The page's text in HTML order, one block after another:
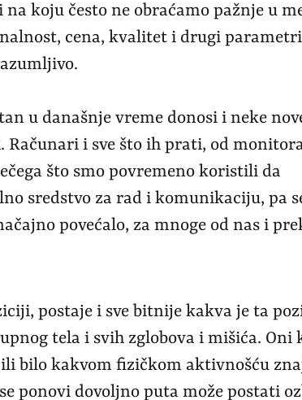
koju često ne obraćamo pažnje u
cena, kvalitet i drugi
u današnje vreme donosi i neke
i sve što ih prati, od
što smo povremeno koristili da
sredstvo za rad i komunikaciju, pa
povećalo, za mnoge od nas i
postaje i sve bitnije kakva je ta
tela i svih zglobova i mišića. Oni
bilo kakvom fizičkom aktivnošću
ponovi dovoljno puta može postati